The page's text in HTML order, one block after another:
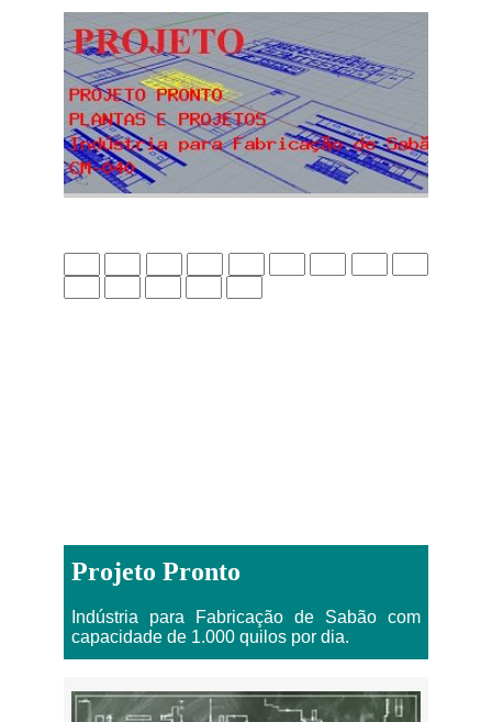
Projeto Pronto
Indústria para Fabricação de Sabão com
capacidade de 1.000 quilos por dia.